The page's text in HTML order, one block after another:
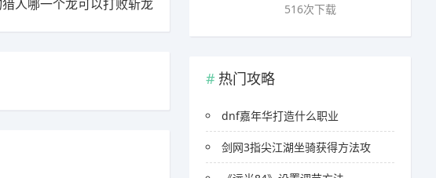
人哪一个龙可以打败斩龙 516次下载
热门攻略
dnf嘉年华打造什么职业
剑网3指尖江湖坐骑获得方法攻